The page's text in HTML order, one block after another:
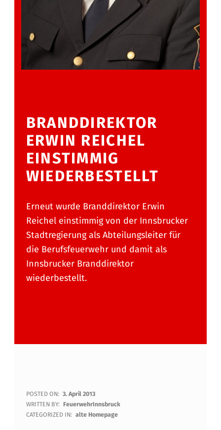
BRANDDIREKTOR
ERWIN REICHEL
EINSTIMMIG
WIEDERBESTELLT
Erneut wurde Branddirektor Erwin
Reichel einstimmig von der Innsbrucker
Stadtregierung als Abteilungsleiter für
die Berufsfeuerwehr und damit als
Innsbrucker Branddirektor
wiederbestellt.
B
R
POSTED ON: 3. April 2013
WRITTEN BY: FeuerwehrInnsbruck
CATEGORIZED IN: alte Homepage